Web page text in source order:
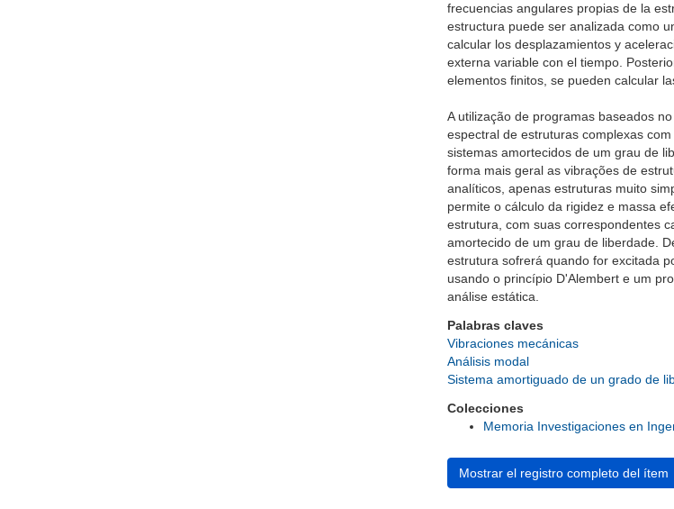
frecuencias angulares propias de la
estructura puede ser analizada como
calcular los desplazamientos y
externa variable con el tiempo.
elementos finitos, se pueden calcular
A utilização de programas baseados
espectral de estruturas complexas
sistemas amortecidos de um grau de
forma mais geral as vibrações de
analíticos, apenas estruturas muito
permite o cálculo da rigidez e massa
estrutura, com suas correspondentes
amortecido de um grau de liberdade.
estrutura sofrerá quando for excitada
usando o princípio D'Alembert e um
análise estática.
Palabras claves
Vibraciones mecánicas
Análisis modal
Sistema amortiguado de un grado de
Colecciones
Memoria Investigaciones en
Mostrar el registro completo del ítem